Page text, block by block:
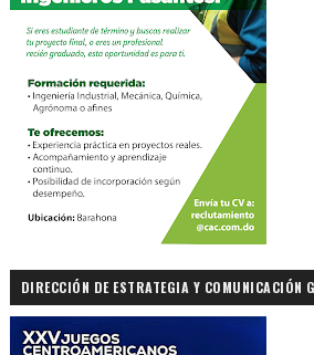
DIRECCIÓN DE ESTRATEGIA Y COMUNICACIÓN